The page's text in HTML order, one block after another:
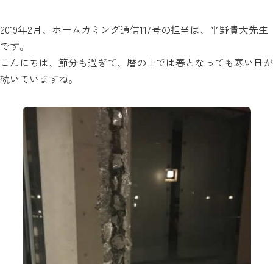
2019年2月、ホームカミング通信117号の担当は、平野貴大先生
です。
こんにちは、節分も過ぎて、暦の上では春となっても寒い日が
続いていますね。